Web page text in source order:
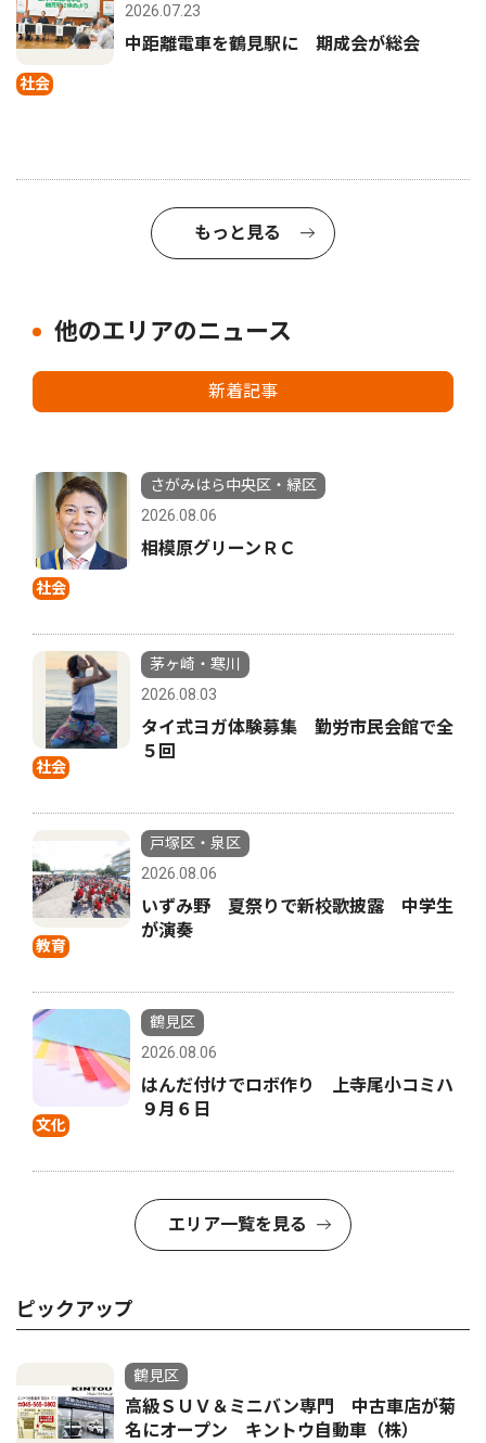
社会
2026.07.23
中距離電車を鶴見駅に 期成会が総会
もっと見る
他のエリアのニュース
新着記事
社会
さがみはら中央区・緑区
2026.08.06
相模原グリーンＲＣ
社会
茅ヶ崎・寒川
2026.08.03
タイ式ヨガ体験募集 勤労市民会館で全
５回
教育
戸塚区・泉区
2026.08.06
いずみ野 夏祭りで新校歌披露 中学生
が演奏
文化
鶴見区
2026.08.06
はんだ付けでロボ作り 上寺尾小コミハ
９月６日
エリア一覧を見る
ピックアップ
鶴見区
高級ＳＵＶ＆ミニバン専門 中古車店が菊
名にオープン キントウ自動車（株）